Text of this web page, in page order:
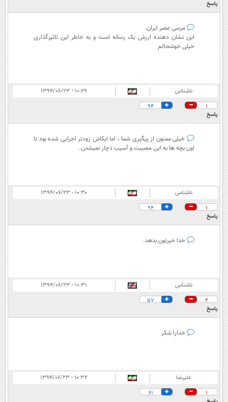
پاسخ
مرسی عصر ایران.
این نشان دهنده ارزش یک رسانه است و به خاطر این تاثیرگذاری
خیلی خوشحالم
ناشناس
۱۰:۲۹ - ۱۳۹۴/۰۶/۲۳
1
94
پاسخ
خیلی ممنون از پیگیری شما ، اما ایکاش زودتر اجرایی شده بود تا
اون بچه ها به این مصیبت و آسیب دچار نمیشدن.
ناشناس
۱۰:۳۰ - ۱۳۹۴/۰۶/۲۳
1
94
پاسخ
خدا خیرتون بدهد.
ناشناس
۱۰:۳۱ - ۱۳۹۴/۰۶/۲۳
2
57
پاسخ
خدارا شکر
علیرضا
۱۰:۳۲ - ۱۳۹۴/۰۶/۲۳
1
61